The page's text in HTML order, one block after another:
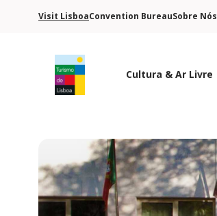
Visit LisboaConvention BureauSobre Nós
Cultura & Ar Livre